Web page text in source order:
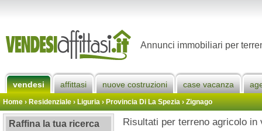
Annunci immobiliari per
vendesi affittasi nuove costruzioni case vacanza
Home› Residenziale › Liguria ›Provincia Di La Spezia›Zignago
Raffina la tua ricerca Risultati per terreno agricolo in